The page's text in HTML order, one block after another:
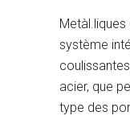
système
acier, que
type des